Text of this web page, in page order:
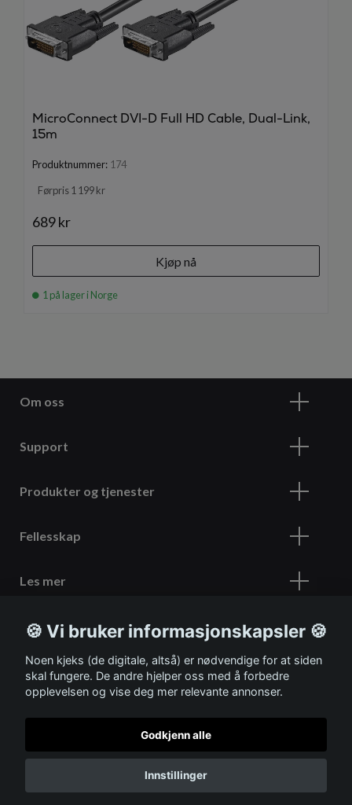
MicroConnect DVI-D Full HD Cable, Dual-Link,
15m
Produktnummer: 174
Førpris 1 199 kr
689 kr
Kjøp nå
1 på lager i Norge
Om oss
Support
Produkter og tjenester
Fellesskap
Les mer
Meld deg på vårt nyhetsbrev
© 2026 ITSHOP
🍪 Vi bruker informasjonskapsler 🍪
Noen kjeks (de digitale, altså) er nødvendige for at siden
skal fungere. De andre hjelper oss med å forbedre
opplevelsen og vise deg mer relevante annonser.
Godkjenn alle
Innstillinger